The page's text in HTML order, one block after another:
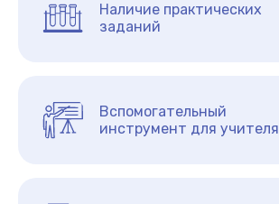
Наличие практических
заданий
Вспомогательный
инструмент для учителя